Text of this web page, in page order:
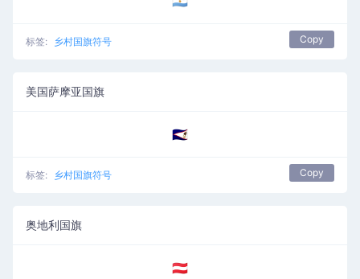
标签: 乡村国旗符号 Copy
美国萨摩亚国旗
🇦🇸
标签: 乡村国旗符号 Copy
奥地利国旗
🇦🇹